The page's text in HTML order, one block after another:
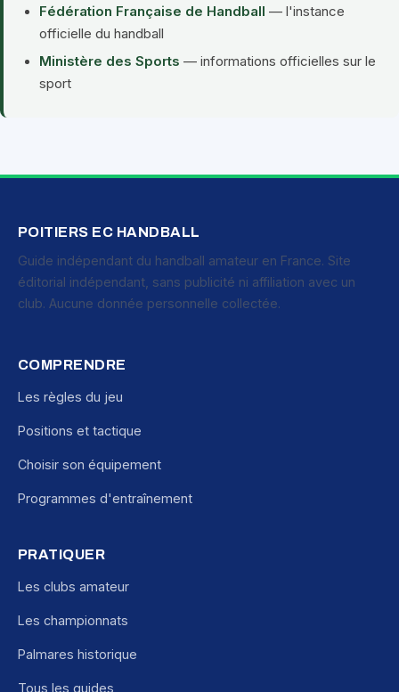
Fédération Française de Handball — l'instance
officielle du handball
Ministère des Sports — informations officielles sur le
sport
POITIERS EC HANDBALL
Guide indépendant du handball amateur en France. Site
éditorial indépendant, sans publicité ni affiliation avec un
club. Aucune donnée personnelle collectée.
COMPRENDRE
Les règles du jeu
Positions et tactique
Choisir son équipement
Programmes d'entraînement
PRATIQUER
Les clubs amateur
Les championnats
Palmares historique
Tous les guides